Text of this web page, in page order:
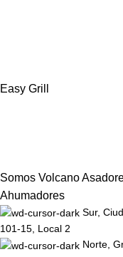
Easy Grill
Somos Volcano
Ahumadores
Sur,
101-15, Local 2
Norte,